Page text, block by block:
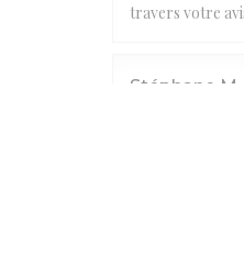
travers votre
Stéphane M